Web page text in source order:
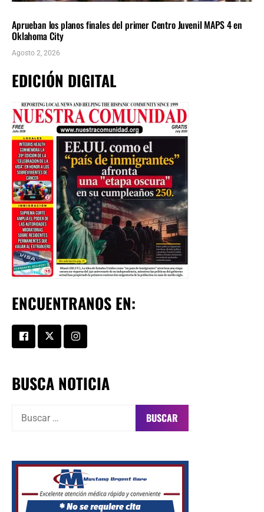
Aprueban los planos finales del primer Centro Juvenil MAPS 4 en
Oklahoma City
Agosto 2, 2026
EDICIÓN DIGITAL
ENCUENTRANOS EN:
BUSCA NOTICIA
Buscar: